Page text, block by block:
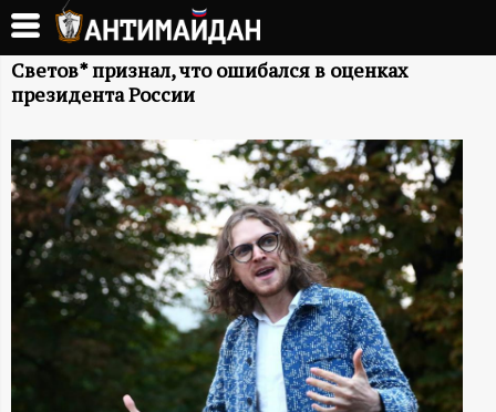
Перейти
основному
содержанию
А
Т
И
М
Й
Светов* признал, что ошибался в оценках
президента России